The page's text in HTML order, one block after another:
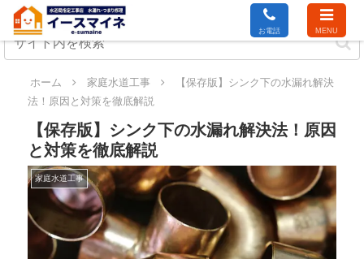
ホーム 家庭水道工事
【保存版】シンク下の水漏れ解決
法！原因と対策を徹底解説
【保存版】シンク下の水漏れ解決法！原因
と対策を徹底解説
家庭水道工事
お電話 MENU